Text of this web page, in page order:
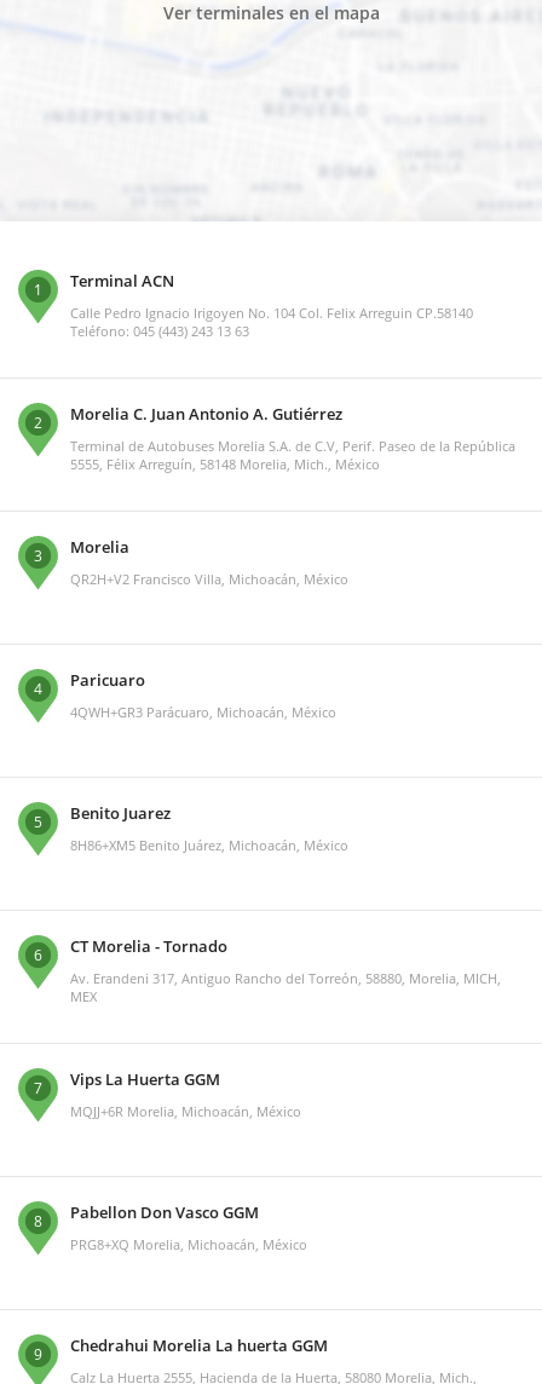
Ver terminales en el mapa
1 Terminal ACN
Calle Pedro Ignacio Irigoyen No. 104 Col. Felix Arreguin CP.58140
Teléfono: 045 (443) 243 13 63
2 Morelia C. Juan Antonio A. Gutiérrez
Terminal de Autobuses Morelia S.A. de C.V, Perif. Paseo de la República
5555, Félix Arreguín, 58148 Morelia, Mich., México
3 Morelia
QR2H+V2 Francisco Villa, Michoacán, México
4 Paricuaro
4QWH+GR3 Parácuaro, Michoacán, México
5 Benito Juarez
8H86+XM5 Benito Juárez, Michoacán, México
6 CT Morelia - Tornado
Av. Erandeni 317, Antiguo Rancho del Torreón, 58880, Morelia, MICH,
MEX
7 Vips La Huerta GGM
MQJJ+6R Morelia, Michoacán, México
8 Pabellon Don Vasco GGM
PRG8+XQ Morelia, Michoacán, México
9 Chedrahui Morelia La huerta GGM
Calz La Huerta 2555, Hacienda de la Huerta, 58080 Morelia, Mich.,